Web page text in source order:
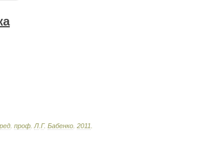
ред проф Л Г. Бабенко 2011